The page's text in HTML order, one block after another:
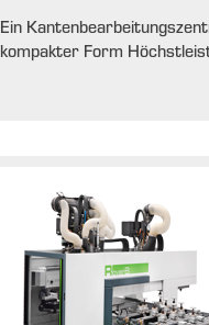
Ein
kompakter Form